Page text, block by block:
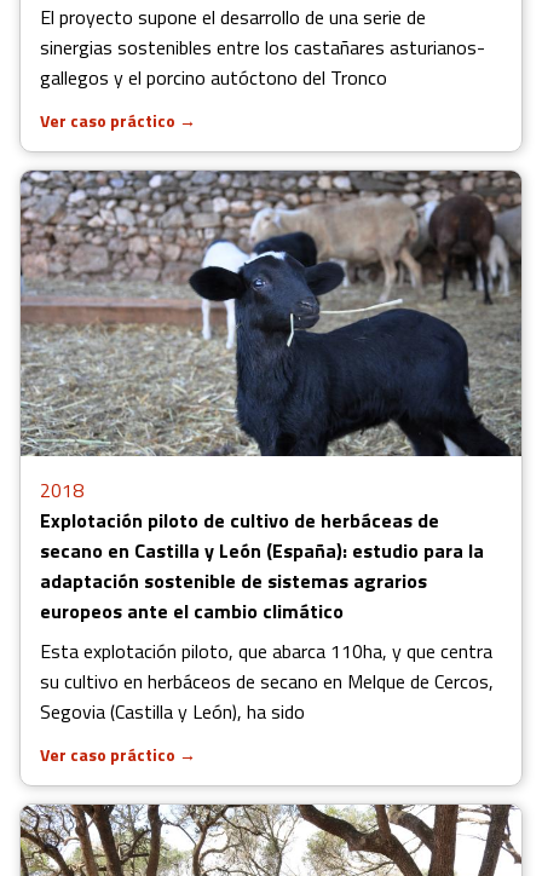
El proyecto supone el desarrollo de una serie de
sinergias sostenibles entre los castañares asturianos-
gallegos y el porcino autóctono del Tronco
Ver caso práctico →
2018
Explotación piloto de cultivo de herbáceas de
secano en Castilla y León (España): estudio para la
adaptación sostenible de sistemas agrarios
europeos ante el cambio climático
Esta explotación piloto, que abarca 110ha, y que centra
su cultivo en herbáceos de secano en Melque de Cercos,
Segovia (Castilla y León), ha sido
Ver caso práctico →